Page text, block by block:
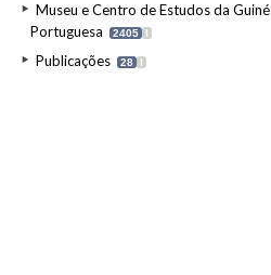
Museu e Centro de Estudos da Guiné
Portuguesa
2405 I
Publicações 28 I